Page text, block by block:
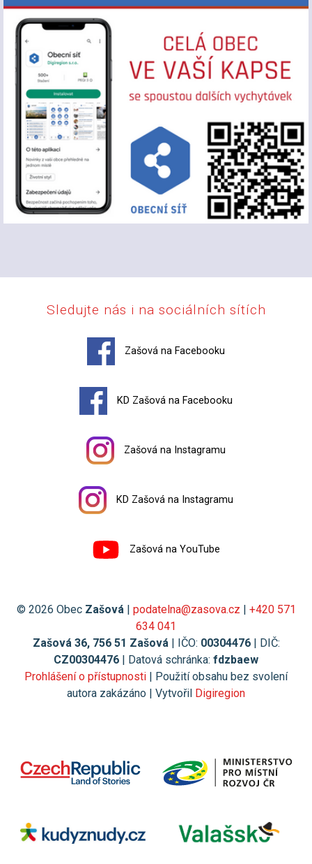
Sledujte nás i na sociálních sítích
Zašová na Facebooku
KD Zašová na Facebooku
Zašová na Instagramu
KD Zašová na Instagramu
Zašová na YouTube
© 2026 Obec Zašová | podatelna@zasova.cz | +420 571
634 041
Zašová 36, 756 51 Zašová | IČO: 00304476| DIČ:
CZ00304476 | Datová schránka: fdzbaew
Prohlášení o přístupnosti | Použití obsahu bez svolení
autora zakázáno | Vytvořil Digiregion